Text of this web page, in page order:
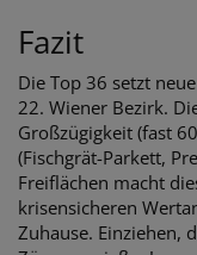
Fazit
Die Top 36 setzt
22. Wiener Bezirk.
Großzügigkeit (fast
(Fischgrät-Parkett,
Freiflächen macht
krisensicheren
Zuhause. Einziehen,